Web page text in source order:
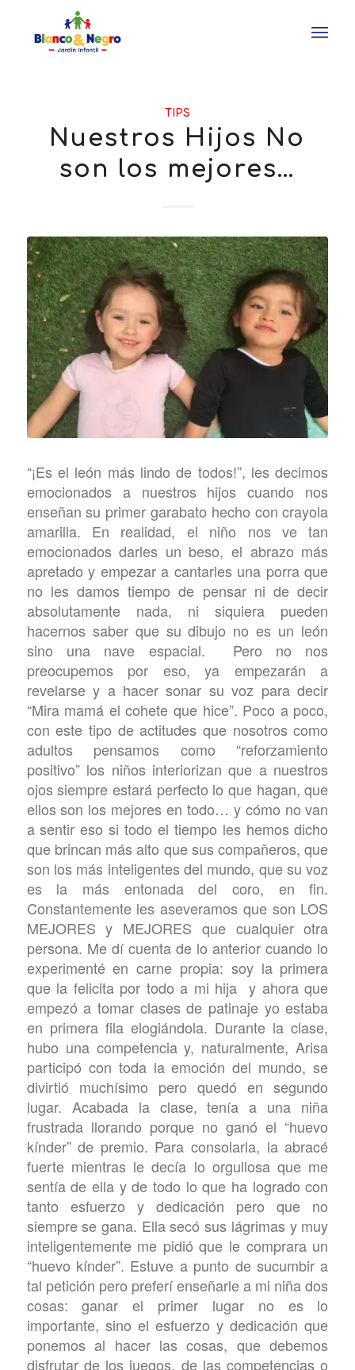
TIPS
Nuestros Hijos No
son los mejores…
“¡Es el león más lindo de todos!”, les decimos
emocionados a nuestros hijos cuando nos
enseñan su primer garabato hecho con crayola
amarilla. En realidad, el niño nos ve tan
emocionados darles un beso, el abrazo más
apretado y empezar a cantarles una porra que
no les damos tiempo de pensar ni de decir
absolutamente nada, ni siquiera pueden
hacernos saber que su dibujo no es un león
sino una nave espacial. Pero no nos
preocupemos por eso, ya empezarán a
revelarse y a hacer sonar su voz para decir
“Mira mamá el cohete que hice”. Poco a poco,
con este tipo de actitudes que nosotros como
adultos pensamos como “reforzamiento
positivo” los niños interiorizan que a nuestros
ojos siempre estará perfecto lo que hagan, que
ellos son los mejores en todo… y cómo no van
a sentir eso si todo el tiempo les hemos dicho
que brincan más alto que sus compañeros, que
son los más inteligentes del mundo, que su voz
es la más entonada del coro, en fin.
Constantemente les aseveramos que son LOS
MEJORES y MEJORES que cualquier otra
persona. Me dí cuenta de lo anterior cuando lo
experimenté en carne propia: soy la primera
que la felicita por todo a mi hija y ahora que
empezó a tomar clases de patinaje yo estaba
en primera fila elogiándola. Durante la clase,
hubo una competencia y, naturalmente, Arisa
participó con toda la emoción del mundo, se
divirtió muchísimo pero quedó en segundo
lugar. Acabada la clase, tenía a una niña
frustrada llorando porque no ganó el “huevo
kínder” de premio. Para consolarla, la abracé
fuerte mientras le decía lo orgullosa que me
sentía de ella y de todo lo que ha logrado con
tanto esfuerzo y dedicación pero que no
siempre se gana. Ella secó sus lágrimas y muy
inteligentemente me pidió que le comprara un
“huevo kínder”. Estuve a punto de sucumbir a
tal petición pero preferí enseñarle a mi niña dos
cosas: ganar el primer lugar no es lo
importante, sino el esfuerzo y dedicación que
ponemos al hacer las cosas, que debemos
disfrutar de los juegos, de las competencias o